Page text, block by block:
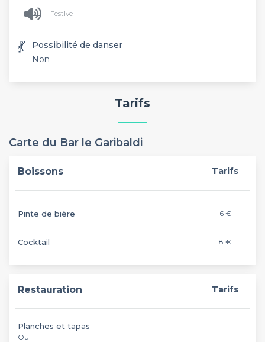
Festive
💃
Possibilité de danser
Non
Tarifs
Carte du Bar le Garibaldi
Boissons Tarifs
Pinte de bière 6 €
Cocktail 8 €
Restauration Tarifs
Planches et tapas
Oui